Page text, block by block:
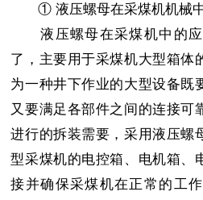
① 液压螺母在采煤机机械中
液压螺母在采煤机中的应
了，主要用于采煤机大型箱体
为一种井下作业的大型设备既
又要满足各部件之间的连接可
进行的拆装需要，采用液压螺
型采煤机的电控箱、电机箱、
接并确保采煤机在正常的工